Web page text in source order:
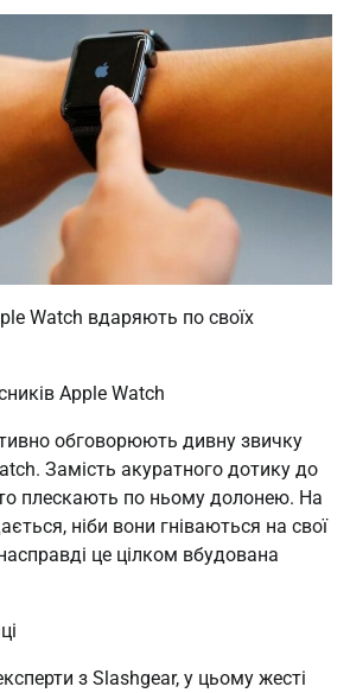
Watch вдаряють по своїх
Apple Watch
обговорюють дивну звичку
Замість акуратного дотику до
плескають по ньому долонею. На
ніби вони гніваються на свої
це цілком вбудована
з Slashgear, у цьому жесті